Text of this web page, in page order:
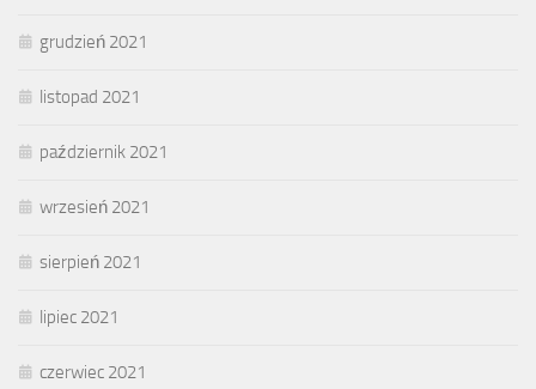
grudzień 2021
listopad 2021
październik 2021
wrzesień 2021
sierpień 2021
lipiec 2021
czerwiec 2021